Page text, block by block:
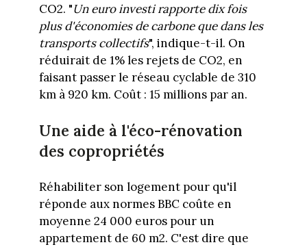
CO2. "Un euro investi rapporte dix fois
plus d'économies de carbone que dans les
transports collectifs", indique-t-il. On
réduirait de 1% les rejets de CO2, en
faisant passer le réseau cyclable de 310
km à 920 km. Coût : 15 millions par an.
Une aide à l'éco-rénovation
des copropriétés
Réhabiliter son logement pour qu'il
réponde aux normes BBC coûte en
moyenne 24 000 euros pour un
appartement de 60 m2. C'est dire que